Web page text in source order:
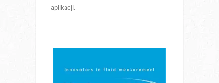
aplikacji.